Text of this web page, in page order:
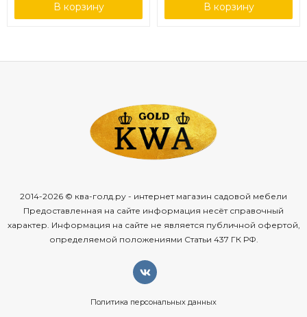
В корзину В корзину
2014-2026 © ква-голд.ру - интернет магазин садовой мебели
Предоставленная на сайте информация несёт справочный
характер. Информация на сайте не является публичной офертой,
определяемой положениями Статьи 437 ГК РФ.
Политика персональных данных